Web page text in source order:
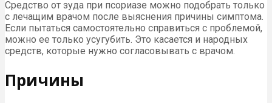
Средство от зуда при псориазе можно подобрать только
с лечащим врачом после выяснения причины симптома.
Если пытаться самостоятельно справиться с проблемой,
можно ее только усугубить. Это касается и народных
средств, которые нужно согласовывать с врачом.
Причины